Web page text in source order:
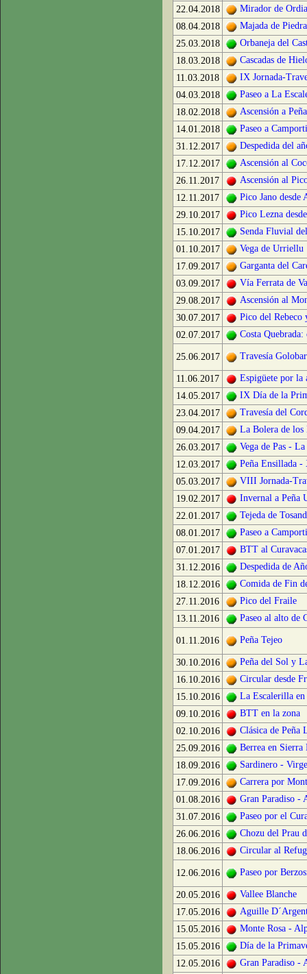
22.04.2018
Mirador de
08.04.2018
Majada de
25.03.2018
Orbaneja del
18.03.2018
Cascadas de
11.03.2018
IX Jornada-
04.03.2018
Paseo a La
18.02.2018
Ascensión a
14.01.2018
Paseo a
31.12.2017
Despedida del
17.12.2017
Ascensión al
26.11.2017
Ascensión al
12.11.2017
Pico Jano desde
29.10.2017
Pico Lezna
15.10.2017
Senda Fluvial
01.10.2017
Vega de Urriellu
17.09.2017
Garganta del
03.09.2017
Vía Ferrata de
29.08.2017
Ascensión al
30.07.2017
Pico del Rebeco
02.07.2017
Costa
25.06.2017 Travesía
11.06.2017
Espigüete por la
14.05.2017
IX Día de la
23.04.2017
Travesía del
09.04.2017
La Bolera de los
26.03.2017
Vega de Pas -
12.03.2017
Peña Ensillada -
05.03.2017
VIII Jornada-
19.02.2017
Invernal a Peña
22.01.2017
Tejeda de
08.01.2017
Paseo a
07.01.2017
BTT al
31.12.2016
Despedida de
18.12.2016
Comida de Fin
27.11.2016
Pico del Fraile
13.11.2016
Paseo al alto de
01.11.2016 Peña Tejeo
30.10.2016
Peña del Sol y
16.10.2016
Circular desde
15.10.2016
La Escalerilla en
09.10.2016
BTT en la zona
02.10.2016
Clásica de Peña
25.09.2016
Berrea en Sierra
18.09.2016
Sardinero -
17.09.2016
Carrera por
01.08.2016
Gran Paradiso -
31.07.2016
Paseo por el
26.06.2016
Chozu del Prau
18.06.2016
Circular al
12.06.2016 Paseo por
20.05.2016
Vallee Blanche
17.05.2016
Aguille
15.05.2016
Monte Rosa -
15.05.2016
Día de la
12.05.2016
Gran Paradiso -